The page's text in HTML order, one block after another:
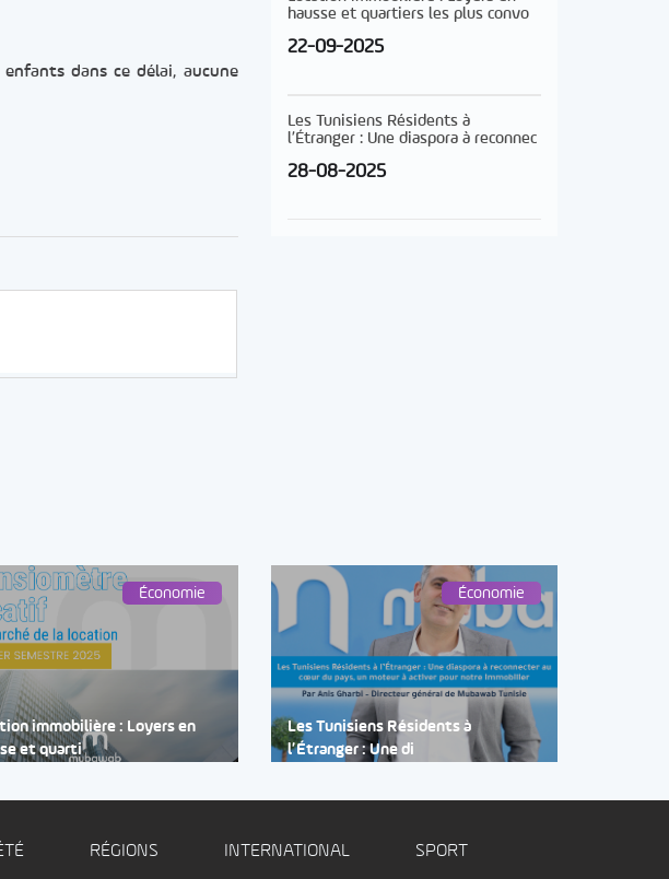
dans ce délai, aucune
hausse et quartiers les plus convo
22-09-2025
Les Tunisiens Résidents à
l’Étranger : Une diaspora à reconnec
28-08-2025
Économie
immobilière : Loyers en
et quarti
Économie
Les Tunisiens Résidents à
l’Étranger : Une di
RÉGIONS INTERNATIONAL SPORT